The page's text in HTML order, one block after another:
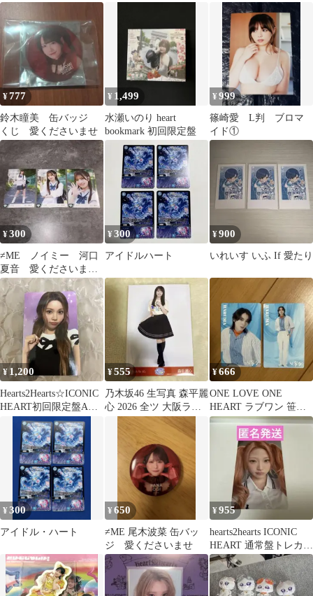
セット
¥777
鈴木瞳美 缶バッジ
くじ 愛くださいませ
¥ 1,499
水瀬いのり heart
bookmark 初回限定盤
¥999
篠崎愛 L判 ブロマ
イド①
¥300
≠ME ノイミー 河口
夏音 愛くださいま
せ MV衣装 生写真
コンプ
¥300
アイドルハート
¥900
いれいす いふ If 愛たり
¥ 1,200
Hearts2Hearts☆ICONIC
HEART初回限定盤Aト
レカ☆カルメン
¥555
乃木坂46 生写真 森平麗
心 2026 全ツ 大阪ライ
ブT ヒキ
¥666
ONE LOVE ONE
HEART ラブワン 笹原
遼雅
¥300
アイドル・ハート
¥650
≠ME 尾木波菜 缶バッ
ジ 愛くださいませ
¥955
hearts2hearts ICONIC
HEART 通常盤トレカ
ステラ